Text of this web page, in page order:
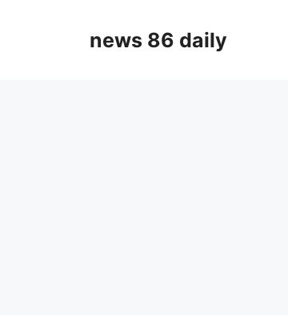
news 86 daily